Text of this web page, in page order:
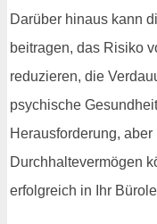
Darüber hinaus kann
beitragen, das Risiko
reduzieren, die
psychische
Herausforderung,
Durchhaltevermögen
erfolgreich in Ihr